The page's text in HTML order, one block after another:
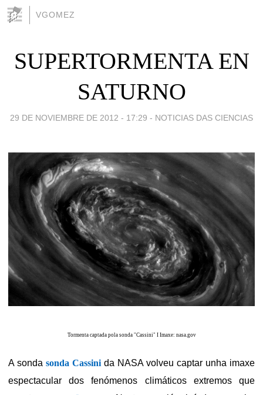
VGOMEZ
SUPERTORMENTA EN
SATURNO
29 DE NOVIEMBRE DE 2012 - 17:29 - NOTICIAS DAS CIENCIAS
Tormenta captada pola sonda "Cassini" I Imaxe: nasa.gov
A sonda sonda Cassini da NASAvolveu captar unha imaxe
espectacular dos fenómenos climáticos extremos que